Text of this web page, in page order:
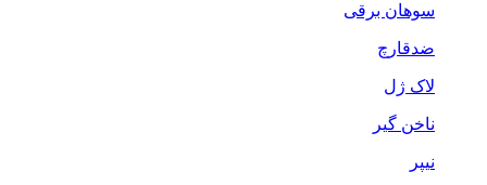
سوهان برقی
ضدقارچ
لاک ژل
ناخن گیر
نیپر